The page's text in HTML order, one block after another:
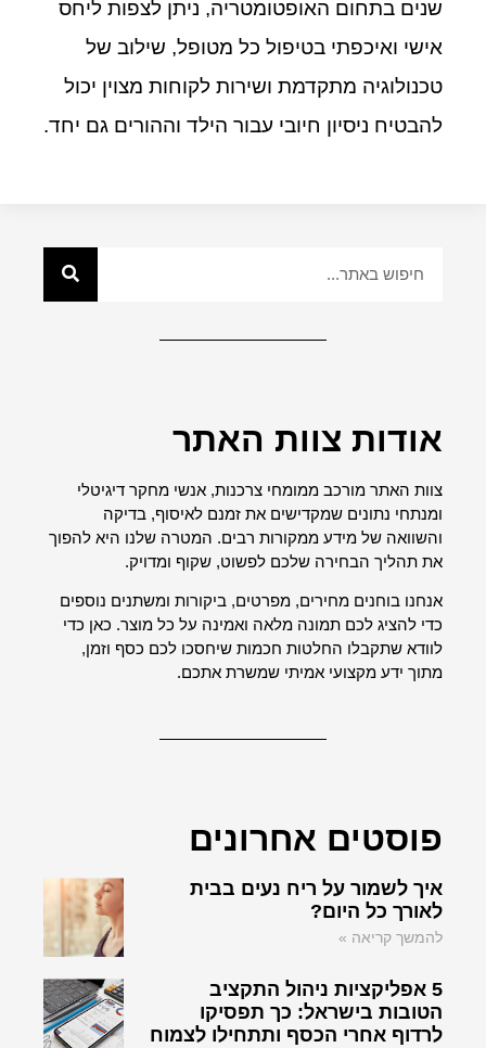
שנים בתחום האופטומטריה, ניתן לצפות ליחס
אישי ואיכפתי בטיפול כל מטופל, שילוב של
טכנולוגיה מתקדמת ושירות לקוחות מצוין יכול
להבטיח ניסיון חיובי עבור הילד וההורים גם יחד.
אודות צוות האתר
צוות האתר מורכב ממומחי צרכנות, אנשי מחקר דיגיטלי
ומנתחי נתונים שמקדישים את זמנם לאיסוף, בדיקה
והשוואה של מידע ממקורות רבים. המטרה שלנו היא להפוך
את תהליך הבחירה שלכם לפשוט, שקוף ומדויק.
אנחנו בוחנים מחירים, מפרטים, ביקורות ומשתנים נוספים
כדי להציג לכם תמונה מלאה ואמינה על כל מוצר. כאן כדי
לוודא שתקבלו החלטות חכמות שיחסכו לכם כסף וזמן,
מתוך ידע מקצועי אמיתי שמשרת אתכם.
פוסטים אחרונים
איך לשמור על ריח נעים בבית
לאורך כל היום?
להמשך קריאה »
5 אפליקציות ניהול התקציב
הטובות בישראל: כך תפסיקו
לרדוף אחרי הכסף ותתחילו לצמוח